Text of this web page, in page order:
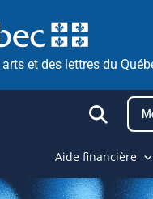
et des lettres du
Ouvrir
la
recherche
Aide financière